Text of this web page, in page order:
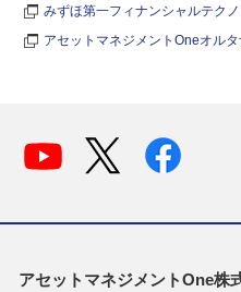
みずほ第一フィナンシャルテク
アセットマネジメントOneオル
アセットマネジメントOne株